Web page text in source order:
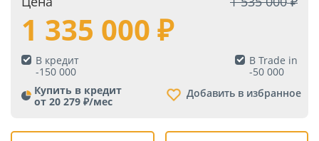
1 335 000
В кредит
-150 000
В Trade in
-50 000
Купить в кредит
от 20 279 ₽/мес
Добавить в избранное